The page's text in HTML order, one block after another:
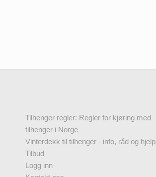
Tilhenger regler: Regler for kjøring med
tilhenger i Norge
Vinterdekk til tilhenger - info, råd og hjelp
Tilbud
Logg inn